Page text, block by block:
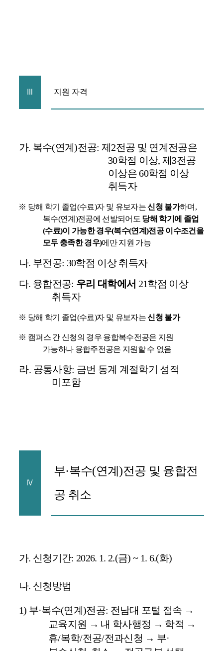
Ⅲ 지원 자격
가. 복수(연계)전공: 제 2전공 및 연계전공은
30학점 이상,제 3전공
이상은60학점 이상
취득자
※ 당해 학기 졸업(수료)자 및 유보자는신청 불가하며 ,
복수(연계 )전공에 선발되어도 당해 학기에 졸업
(수료)이 가능한 경우(복수(연계)전공 이수조건을
모두 충족한 경우)에만 지원 가능
나. 부전공: 30학점 이상 취득자
다. 융합전공: 우리 대학에서 21학점 이상
취득자
※ 당해 학기 졸업(수료)자 및 유보자는신청 불가
※ 캠퍼스 간 신청의 경우 융합복수전공은 지원
가능하나 융합주전공은 지원할 수 없음
라. 공통사항: 금번 동계 계절학기 성적
미포함
Ⅳ
부·복수(연계)전공 및 융합전
공 취소
가. 신청기간: 2026. 1. 2.(금) ~ 1. 6.(화)
나. 신청방법
1) 부·복수(연계 )전공: 전남대 포털 접속 →
교육지원 → 내 학사행정 → 학적 →
휴/복학/전공/전과신청 → 부·